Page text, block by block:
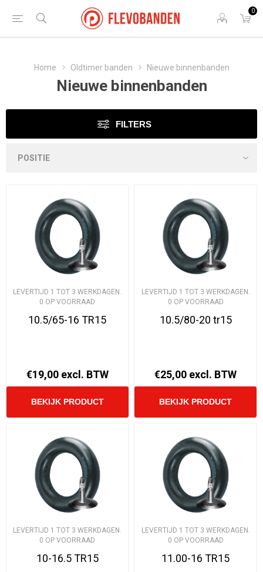
0
Home Oldtimer banden Nieuwe binnenbanden
Nieuwe binnenbanden
FILTERS
LEVERTIJD 1 TOT 3 WERKDAGEN.
0 OP VOORRAAD
10.5/65-16 TR15
€19,00 excl. BTW
LEVERTIJD 1 TOT 3 WERKDAGEN.
0 OP VOORRAAD
10.5/80-20 tr15
€25,00 excl. BTW
LEVERTIJD 1 TOT 3 WERKDAGEN.
0 OP VOORRAAD
10-16.5 TR15
LEVERTIJD 1 TOT 3 WERKDAGEN.
0 OP VOORRAAD
11.00-16 TR15